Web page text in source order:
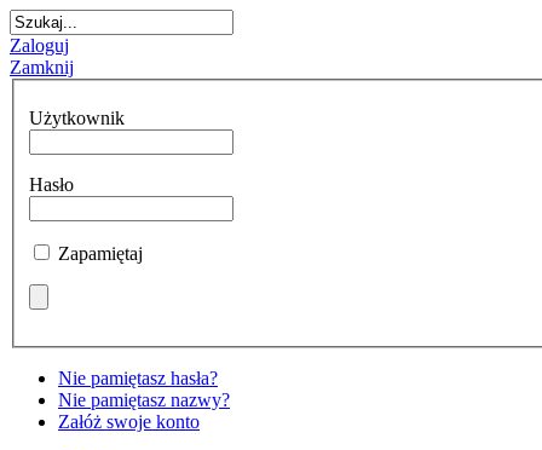
Zaloguj
Zamknij
Użytkownik
Hasło
Zapamiętaj
Nie pamiętasz hasła?
Nie pamiętasz nazwy?
Załóż swoje konto